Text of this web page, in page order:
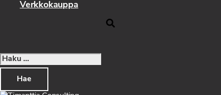
Verkkokauppa
Haku: